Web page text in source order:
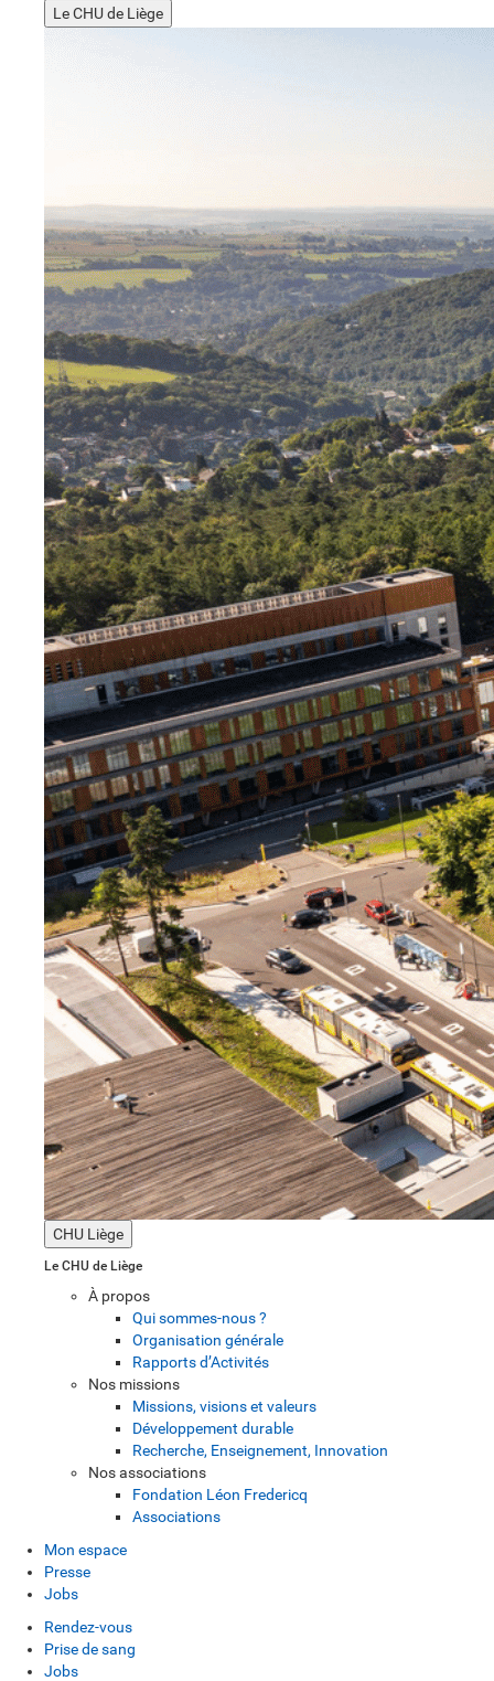
Le CHU de Liège
CHU Liège
Le CHU de Liège
À propos
Qui sommes-nous ?
Organisation générale
Rapports d’Activités
Nos missions
Missions, visions et valeurs
Développement durable
Recherche, Enseignement, Innovation
Nos associations
Fondation Léon Fredericq
Associations
Mon espace
Presse
Jobs
Rendez-vous
Prise de sang
Jobs